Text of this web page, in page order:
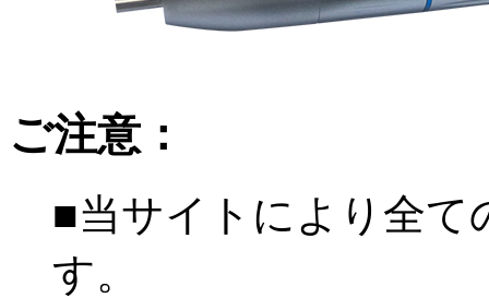
ご注意：
■当サイトにより全て
す。